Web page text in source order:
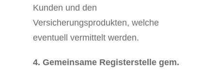
Kunden und den
Versicherungsprodukten, welche
eventuell vermittelt werden.
4. Gemeinsame Registerstelle gem.